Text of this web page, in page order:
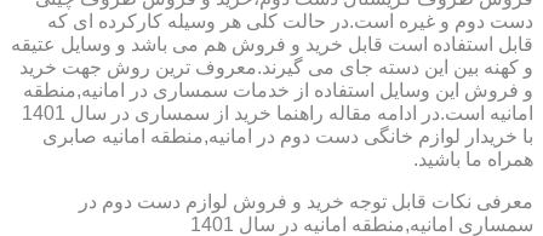
دست دوم و غیره است.در حالت کلی هر وسیله کارکرده ای که
قابل استفاده است قابل خرید و فروش هم می باشد و وسایل عتیقه
و کهنه بین این دسته جای می گیرند.معروف ترین روش جهت خرید
و فروش این وسایل استفاده از خدمات سمساری در امانیه,منطقه
امانیه است.در ادامه مقاله راهنما خرید از سمساری در سال 1401
با خریدار لوازم خانگی دست دوم در امانیه,منطقه امانیه صابری
همراه ما باشید.
معرفی نکات قابل توجه خرید و فروش لوازم دست دوم در
سمساری امانیه,منطقه امانیه در سال 1401